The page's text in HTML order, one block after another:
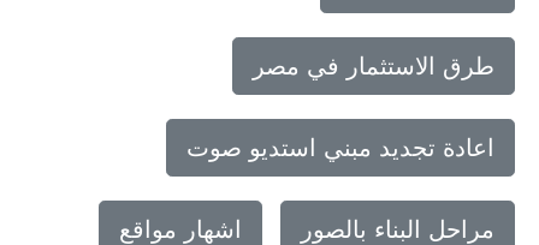
طرق الاستثمار في مصر
اعادة تجديد مبني استديو صوت
مراحل البناء بالصور اشهار مواقع